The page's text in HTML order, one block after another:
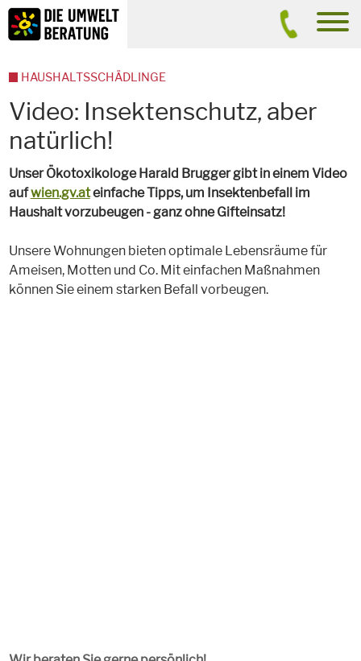
Inhalt
Suche
Video: Insektenschutz, aber
natürlich!
Unser Ökotoxikologe Harald Brugger gibt in einem Video
aufwien.gv.ateinfache Tipps, um Insektenbefall im
Haushalt vorzubeugen - ganz ohne Gifteinsatz!
Unsere Wohnungen bieten optimale Lebensräume für
Ameisen, Motten und Co. Mit einfachen Maßnahmen
können Sie einem starken Befall vorbeugen.
HAUSHALTSSCHÄDLINGE